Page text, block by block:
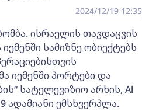
2024/12/19 12:35
ისრაელის თავდაცვის
სამიზნე ობიექტებს
იემენში პორტები და
სატელევიზიო არხის, Al
ადამიანი ემსხვერპლა.